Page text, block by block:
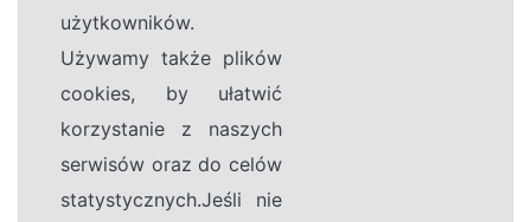
użytkowników.
Używamy także plików
cookies, by ułatwić
korzystanie z naszych
serwisów oraz do celów
statystycznych.Jeśli nie